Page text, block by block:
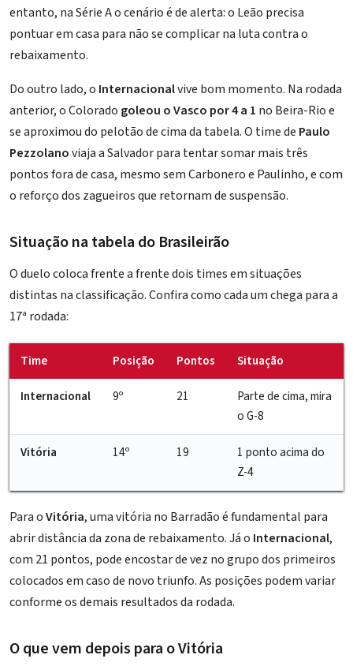
entanto, na Série A o cenário é de alerta: o Leão precisa
pontuar em casa para não se complicar na luta contra o
rebaixamento.
Do outro lado, o Internacionalvive bom momento. Na rodada
anterior, o Colorado goleou o Vasco por 4 a 1 no Beira-Rio e
se aproximou do pelotão de cima da tabela. O time de Paulo
Pezzolanoviaja a Salvador para tentar somar mais três
pontos fora de casa, mesmo sem Carbonero e Paulinho, e com
o reforço dos zagueiros que retornam de suspensão.
Situação na tabela do Brasileirão
O duelo coloca frente a frente dois times em situações
distintas na classificação. Confira como cada um chega para a
17ª rodada:
Time Posição Pontos Situação
Internacional 9º 21
Parte de cima, mira
o G-8
Vitória 14º 19
1 ponto acima do
Z-4
Para oVitória, uma vitória no Barradão é fundamental para
abrir distância da zona de rebaixamento. Já o Internacional,
com 21 pontos, pode encostar de vez no grupo dos primeiros
colocados em caso de novo triunfo. As posições podem variar
conforme os demais resultados da rodada.
O que vem depois para o Vitória